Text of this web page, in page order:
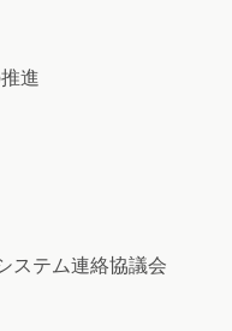
進
ステム連絡協議会